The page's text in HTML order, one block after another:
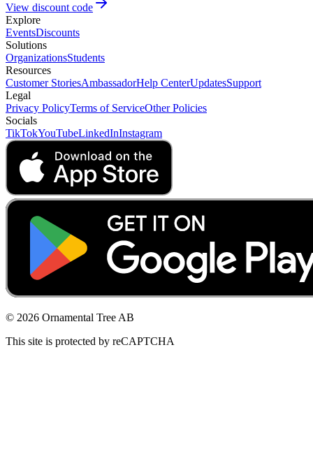
View discount code
Explore
EventsDiscounts
Solutions
OrganizationsStudents
Resources
Customer StoriesAmbassadorHelp CenterUpdatesSupport
Legal
Privacy PolicyTerms of ServiceOther Policies
Socials
TikTokYouTubeLinkedInInstagram
© 2026 Ornamental Tree AB
This site is protected by reCAPTCHA